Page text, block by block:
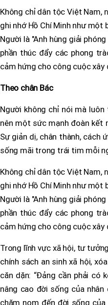
Không chỉ dân tộc Việt Nam,
ghi nhớ Hồ Chí Minh như một
Người là "Anh hùng giải
phần thúc đẩy các phong
cảm hứng cho công cuộc xây
Theo chân Bác
Người không chỉ nói mà
nên một sức mạnh đoàn kết
Sự giản dị, chân thành, cách
sống mãi trong trái tim mỗi
Không chỉ dân tộc Việt Nam,
ghi nhớ Hồ Chí Minh như một
Người là "Anh hùng giải
phần thúc đẩy các phong
cảm hứng cho công cuộc xây
Trong lĩnh vực xã hội, tư
chính sách an sinh xã hội,
căn dặn: “Đảng cần phải có
nâng cao đời sống của nhân
chăm nom đến đời sống của